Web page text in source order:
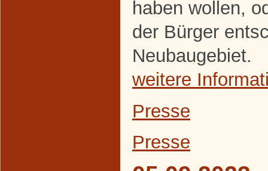
haben wollen,
der Bürger
Neubaugebiet.
weitere
Presse
Presse